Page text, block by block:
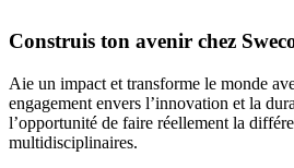
Construis ton avenir chez
Aie un impact et transforme le monde
engagement envers l’innovation et la
l’opportunité de faire réellement la
multidisciplinaires.